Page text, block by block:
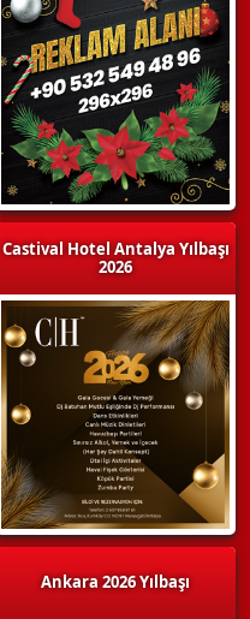
Castival Hotel Antalya Yılbaşı
2026
Ankara 2026 Yılbaşı